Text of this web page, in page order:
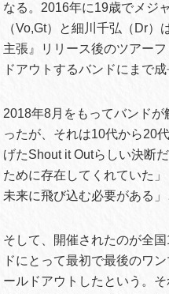
なる。2016年に19歳でメジ
（Vo,Gt）と細川千弘（Dr
主張』リリース後のツアー
ドアウトするバンドにまで成
2018年8月をもってバンド
ったが、それは10代から20
げたShout it Outらしい決断
ために存在してくれていた
未来に飛び込む必要がある
そして、開催されたのが全
ドにとって最初で最後のワ
ールドアウトしたという。